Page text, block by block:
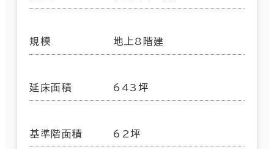
規模 地上8階建
延床面積 643坪
基準階面積 62坪